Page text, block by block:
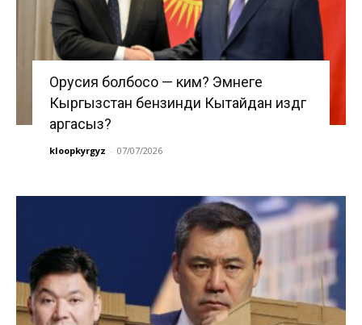
Орусия болбосо — ким? Эмнеге
Кыргызстан бензинди Кытайдан издөөгө
аргасыз?
kloopkyrgyz - 07/07/2026